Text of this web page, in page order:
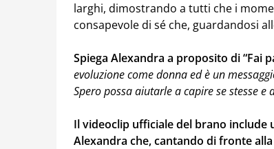
larghi, dimostrando a tutti che i
consapevole di sé che, guardandosi
Spiega Alexandra a proposito di “Fai
evoluzione come donna ed è un
Spero possa aiutarle a capire se stesse e
Il videoclip ufficiale del brano include
Alexandra che, cantando di fronte